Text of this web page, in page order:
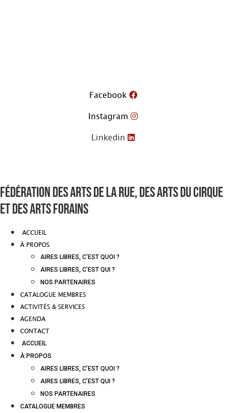
Facebook
Instagram
Linkedin
Fédération des arts de la rue, des arts du cirque
et des arts forains
ACCUEIL
À PROPOS
AIRES LIBRES, C’EST QUOI ?
AIRES LIBRES, C’EST QUI ?
NOS PARTENAIRES
CATALOGUE MEMBRES
ACTIVITÉS & SERVICES
AGENDA
CONTACT
ACCUEIL
À PROPOS
AIRES LIBRES, C’EST QUOI ?
AIRES LIBRES, C’EST QUI ?
NOS PARTENAIRES
CATALOGUE MEMBRES